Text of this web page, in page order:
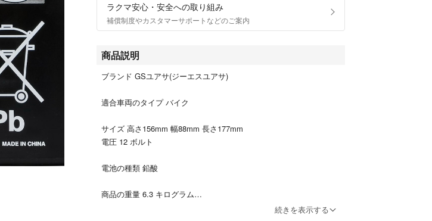
ラクマ安心・安全への取り組み
補償制度やカスタマーサポートなどのご案内
商品説明
ブランド GSユアサ(ジーエスユアサ)
適合車両のタイプ バイク
サイズ 高さ156mm 幅88mm 長さ177mm
電圧 12 ボルト
電池の種類 鉛酸
商品の重量 6.3 キログラム
続きを表示する